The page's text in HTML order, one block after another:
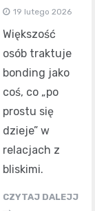
19 lutego 2026
Większość
osób traktuje
bonding jako
coś, co „po
prostu się
dzieje” w
relacjach z
bliskimi.
CZYTAJ DALEJJ